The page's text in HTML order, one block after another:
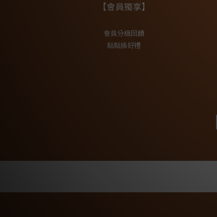
【會員獨享】
會員分級回饋
點點換好禮